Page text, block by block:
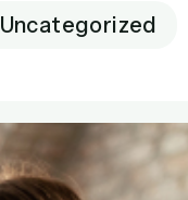
Uncategorized